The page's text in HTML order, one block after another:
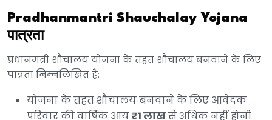
Pradhanmantri Shauchalay Yojana
पात्रता
प्रधानमंत्री शौचालय योजना के तहत शौचालय बनवाने के लिए
पात्रता निम्नलिखित है:
योजना के तहत शौचालय बनवाने के लिए आवेदक
परिवार की वार्षिक आय₹1 लाखसे अधिक नहीं होनी